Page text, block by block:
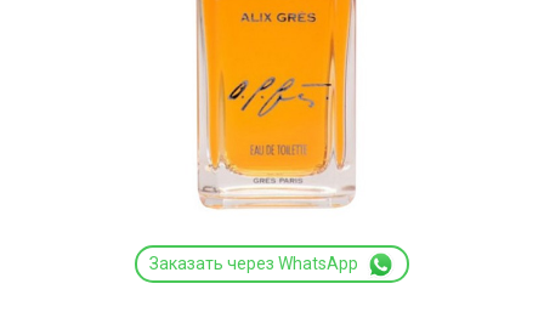
Заказать через WhatsApp